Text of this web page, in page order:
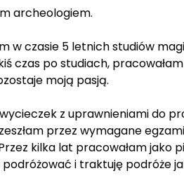
archeologiem.
w czasie 5 letnich studiów
czas po studiach,
moją pasją.
z uprawnieniami do
przez wymagane
kilka lat pracowałam jako
i traktuję podróże